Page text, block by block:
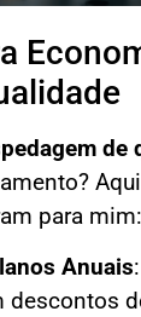
de
para mim:
Anuais
descontos